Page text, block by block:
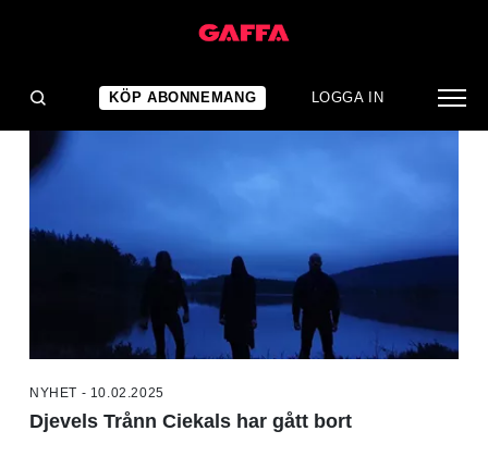
KÖP ABONNEMANG LOGGA IN
NYHET - 10.02.2025
Djevels Trånn Ciekals har gått bort